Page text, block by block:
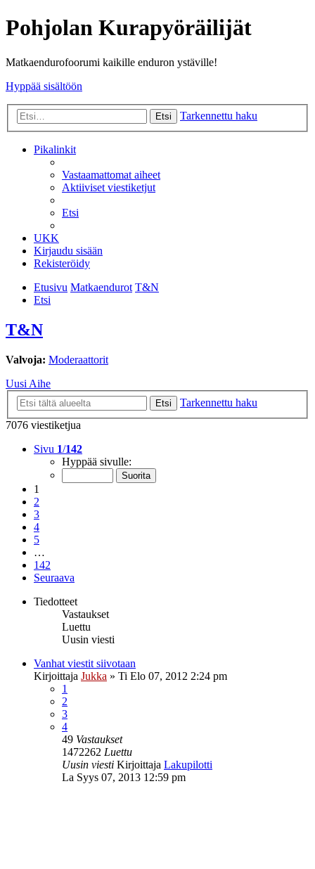
Pohjolan Kurapyöräilijät
Matkaendurofoorumi kaikille enduron ystäville!
Hyppää sisältöön
Etsi Tarkennettu haku
Pikalinkit
Vastaamattomat aiheet
Aktiiviset viestiketjut
Etsi
UKK
Kirjaudu sisään
Rekisteröidy
Etusivu Matkaendurot T&N
Etsi
T&N
Valvoja: Moderaattorit
Uusi Aihe
Etsi
Tarkennettu haku
7076 viestiketjua
Sivu 1/142
Hyppää sivulle:
1
2
3
4
5
…
142
Seuraava
Tiedotteet
Vastaukset
Luettu
Uusin viesti
Vanhat viestit siivotaan
Kirjoittaja Jukka » Ti Elo 07, 2012 2:24 pm
1
2
3
4
49 Vastaukset
1472262 Luettu
Uusin viesti Kirjoittaja Lakupilotti
La Syys 07, 2013 12:59 pm